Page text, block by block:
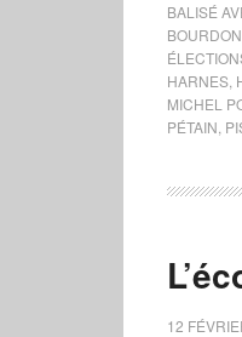
BALISÉ
BOURDON
HARNES
MICHEL
PÉTAIN
12